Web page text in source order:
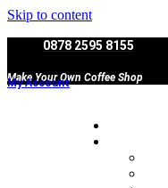
Skip to content
0878 2595 8155
Make Your Own Coffee Shop
My Account